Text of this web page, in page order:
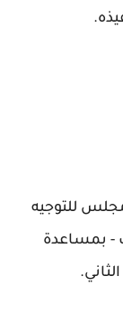
للتوجيه
- بمساعدة